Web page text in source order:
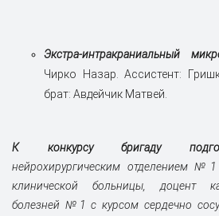
Экстра-интракраниальный
Чирко Назар. Ассистент:
брат: Авдейчик Матвей.
К конкурсу бригаду
нейрохирургическим отделением №1
клинической больницы, доцент
болезней №1 с курсом сердечно